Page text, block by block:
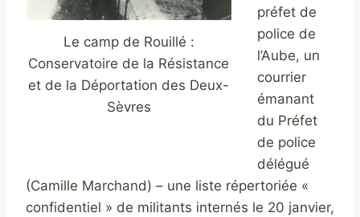
Le camp de Rouillé :
Conservatoire de la Résistance
et de la Déportation des Deux-
Sèvres
préfet de
police de
l’Aube, un
courrier
émanant
du Préfet
de police
délégué
(Camille Marchand) – une liste répertoriée «
confidentiel » de militants internés le 20 janvier,